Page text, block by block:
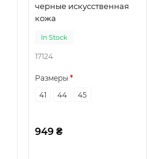
черные искусственная
кожа
In Stock
17124
Размеры
41
44 45
949 ₴